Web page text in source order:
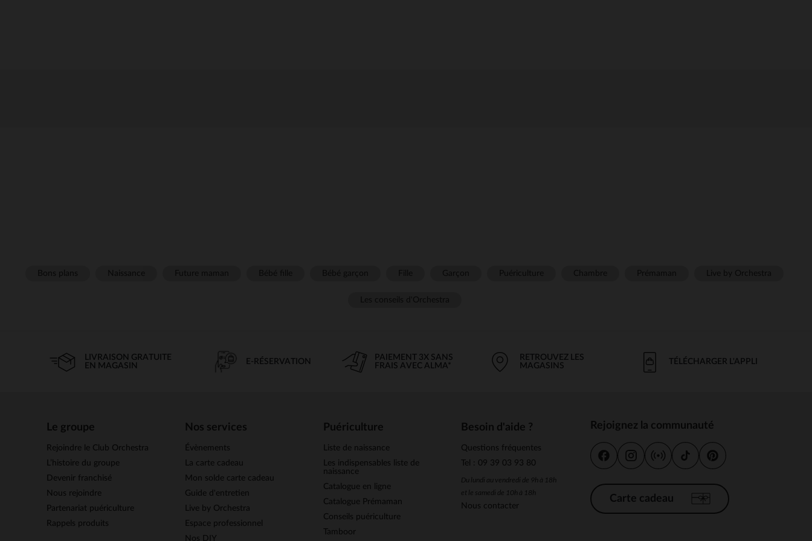
LIVRAISON GRATUITE
EN MAGASIN
E-RÉSERVATION
PAIEMENT 3X SANS
FRAIS AVEC ALMA*
RETROUVEZ LES
MAGASINS
TÉLÉCHARGER L'APPLI
Le groupe
Rejoindre le Club Orchestra
L’histoire du groupe
Devenir franchisé
Nous rejoindre
Partenariat puériculture
Rappels produits
Nos services
Évènements
La carte cadeau
Mon solde carte cadeau
Guide d'entretien
Live by Orchestra
Espace professionnel
Nos DIY
Puériculture
Liste de naissance
Les indispensables liste de
naissance
Catalogue en ligne
Catalogue Prémaman
Conseils puériculture
Tamboor
Besoin d'aide ?
Questions fréquentes
Tel : 09 39 03 93 80
Du lundi au vendredi de 9h à 18h
et le samedi de 10h à 18h
Nous contacter
Rejoignez la communauté
Carte cadeau